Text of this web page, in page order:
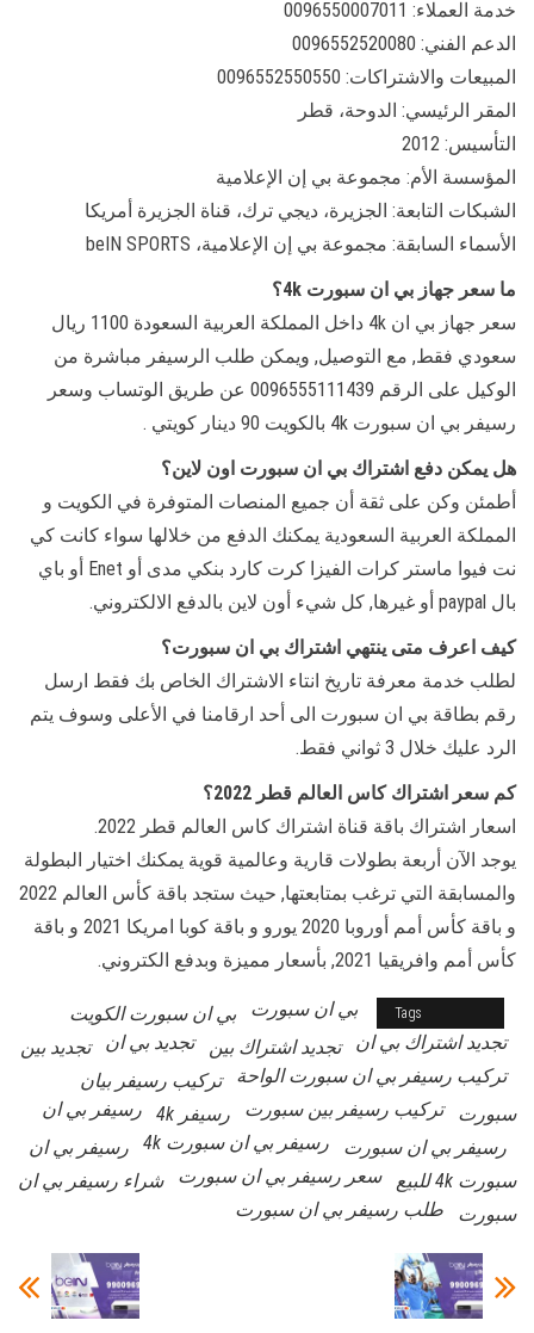
خدمة العملاء: 0096550007011
الدعم الفني: 0096552520080
المبيعات والاشتراكات: 0096552550550
المقر الرئيسي: الدوحة، قطر
التأسيس: 2012
المؤسسة الأم: مجموعة بي إن الإعلامية
الشبكات التابعة: الجزيرة، ديجي ترك، قناة الجزيرة أمريكا
الأسماء السابقة: مجموعة بي إن الإعلامية، beIN SPORTS
ما سعر جهاز بي ان سبورت 4k؟
سعر جهاز بي ان 4k داخل المملكة العربية السعودة 1100 ريال
سعودي فقط, مع التوصيل, ويمكن طلب الرسيفر مباشرة من
الوكيل على الرقم 0096555111439 عن طريق الوتساب وسعر
رسيفر بي ان سبورت 4k بالكويت 90 دينار كويتي .
هل يمكن دفع اشتراك بي ان سبورت اون لاين؟
أطمئن وكن على ثقة أن جميع المنصات المتوفرة في الكويت و
المملكة العربية السعودية يمكنك الدفع من خلالها سواء كانت كي
نت فيوا ماستر كرات الفيزا كرت كارد بنكي مدى أو Enet أو باي
بال paypal أو غيرها, كل شيء أون لاين بالدفع الالكتروني.
كيف اعرف متى ينتهي اشتراك بي ان سبورت؟
لطلب خدمة معرفة تاريخ انتاء الاشتراك الخاص بك فقط ارسل
رقم بطاقة بي ان سبورت الى أحد ارقامنا في الأعلى وسوف يتم
الرد عليك خلال 3 ثواني فقط.
كم سعر اشتراك كاس العالم قطر 2022؟
اسعار اشتراك باقة قناة اشتراك كاس العالم قطر 2022.
يوجد الآن أربعة بطولات قارية وعالمية قوية يمكنك اختيار البطولة
والمسابقة التي ترغب بمتابعتها, حيث ستجد باقة كأس العالم 2022
و باقة كأس أمم أوروبا 2020 يورو و باقة كوبا امريكا 2021 و باقة
كأس أمم وافريقيا 2021, بأسعار مميزة وبدفع الكتروني.
Tags بي ان سبورت
بي ان سبورت الكويت
تجديد اشتراك بي ان
تجديد اشتراك بين تجديد بي ان
تجديد بين
تركيب رسيفر بي ان سبورت الواحة
تركيب رسيفر بيان
سبورت
تركيب رسيفر بين سبورت رسيفر 4k
رسيفر بي ان
رسيفر بي ان سبورت
رسيفر بي ان سبورت 4k
رسيفر بي ان
سبورت 4k للبيع
سعر رسيفر بي ان سبورت
شراء رسيفر بي ان
سبورت
طلب رسيفر بي ان سبورت